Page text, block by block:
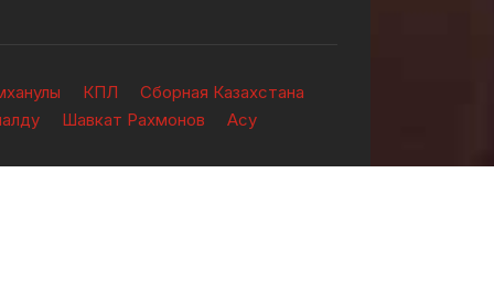
КПЛ
Сборная Казахстана
Шавкат Рахмонов Асу